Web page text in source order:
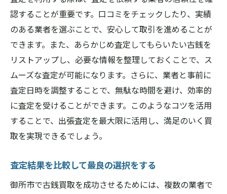
認することが重要です。口コミをチェックしたり、実績
のある業者を選ぶことで、安心して取引を進めることが
できます。また、あらかじめ査定してもらいたい古銭を
リストアップし、必要な情報を整理しておくことで、ス
ムーズな査定が可能になります。さらに、業者と事前に
査定日時を調整することで、無駄な時間を避け、効率的
に査定を受けることができます。このようなコツを活用
することで、出張査定を最大限に活用し、満足のいく買
取を実現できるでしょう。
査定結果を比較して最良の選択をする
御所市で古銭買取を成功させるためには、複数の業者で